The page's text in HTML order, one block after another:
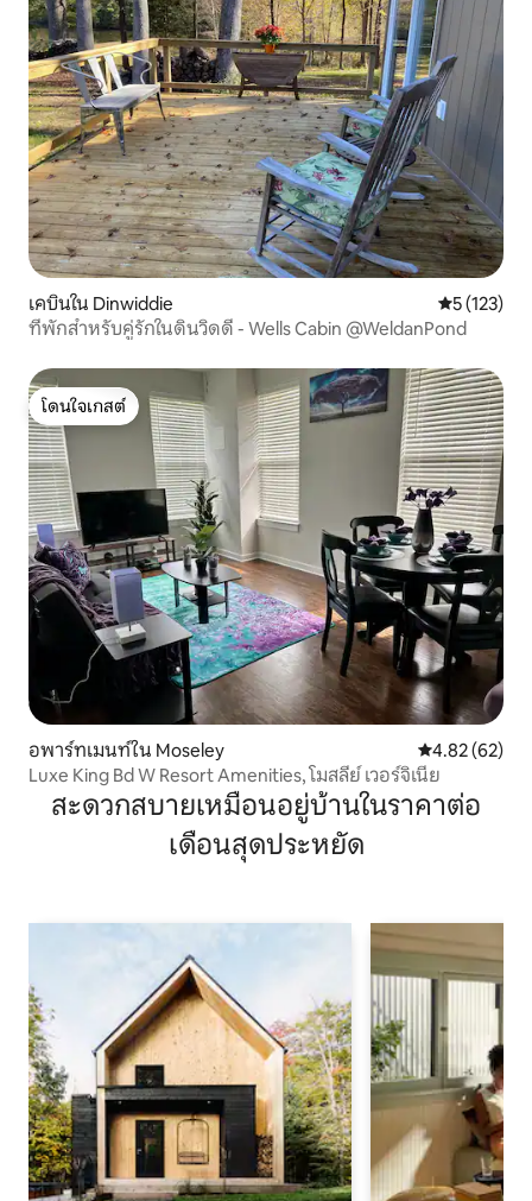
เคบินใน Dinwiddie คะแนนเฉลี่
5 (123)
ที่พักสำหรับคู่รักในดินวิดดี - Wells Cabin @WeldanPond
โดนใจเกสต์
โดนใจเกสต์
อพาร์ทเมนท์ใน Moseley คะแนนเฉลี่ย
4.82 (62)
Luxe King Bd W Resort Amenities, โมสลีย์ เวอร์จิเนีย
สะดวกสบายเหมือนอยู่บ้านในราคาต่อ
เดือนสุดประหยัด